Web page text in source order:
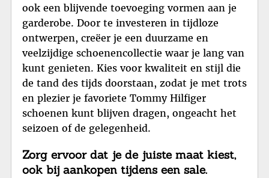
ook een blijvende toevoeging vormen aan je
garderobe. Door te investeren in tijdloze
ontwerpen, creëer je een duurzame en
veelzijdige schoenencollectie waar je lang van
kunt genieten. Kies voor kwaliteit en stijl die
de tand des tijds doorstaan, zodat je met trots
en plezier je favoriete Tommy Hilfiger
schoenen kunt blijven dragen, ongeacht het
seizoen of de gelegenheid.
Zorg ervoor dat je de juiste maat kiest,
ook bij aankopen tijdens een sale.